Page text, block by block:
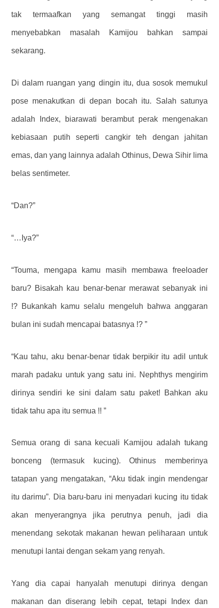
tak termaafkan yang semangat tinggi masih
menyebabkan masalah Kamijou bahkan sampai
sekarang.
Di dalam ruangan yang dingin itu, dua sosok memukul
pose menakutkan di depan bocah itu. Salah satunya
adalah Index, biarawati berambut perak mengenakan
kebiasaan putih seperti cangkir teh dengan jahitan
emas, dan yang lainnya adalah Othinus, Dewa Sihir lima
belas sentimeter.
“Dan?”
“…Iya?”
“Touma, mengapa kamu masih membawa freeloader
baru? Bisakah kau benar-benar merawat sebanyak ini
!? Bukankah kamu selalu mengeluh bahwa anggaran
bulan ini sudah mencapai batasnya !? ”
“Kau tahu, aku benar-benar tidak berpikir itu adil untuk
marah padaku untuk yang satu ini. Nephthys mengirim
dirinya sendiri ke sini dalam satu paket! Bahkan aku
tidak tahu apa itu semua !! ”
Semua orang di sana kecuali Kamijou adalah tukang
bonceng (termasuk kucing). Othinus memberinya
tatapan yang mengatakan, “Aku tidak ingin mendengar
itu darimu”. Dia baru-baru ini menyadari kucing itu tidak
akan menyerangnya jika perutnya penuh, jadi dia
menendang sekotak makanan hewan peliharaan untuk
menutupi lantai dengan sekam yang renyah.
Yang dia capai hanyalah menutupi dirinya dengan
makanan dan diserang lebih cepat, tetapi Index dan